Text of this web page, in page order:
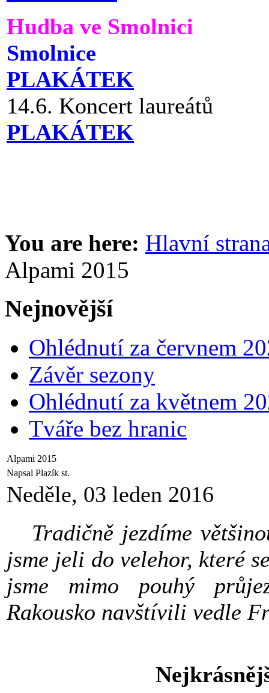
Hudba ve Smolnici
Smolnice
PLAKÁTEK
14.6. Koncert laureátů
PLAKÁTEK
You are here: Hlavní
Alpami 2015
Nejnovější
Ohlédnutí za červnem
Závěr sezony
Ohlédnutí za květnem
Tváře bez hranic
Alpami 2015
Napsal Plazík st.
Neděle, 03 leden 2016
Tradičně jezdíme
jsme jeli do velehor, které
jsme mimo pouhý
Rakousko navštívili vedle